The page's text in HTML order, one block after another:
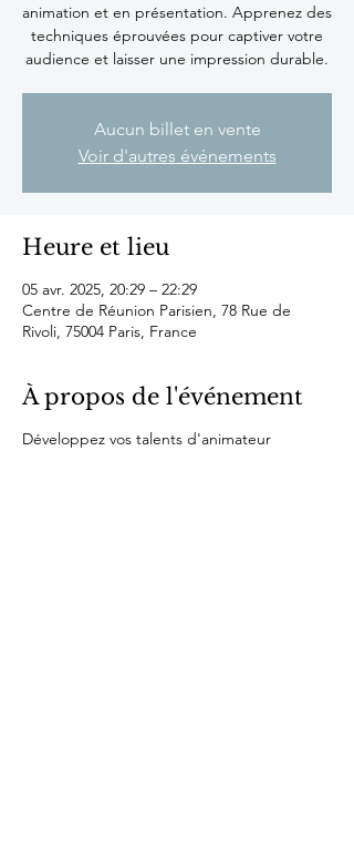
animation et en présentation. Apprenez des
techniques éprouvées pour captiver votre
audience et laisser une impression durable.
Aucun billet en vente
Voir d'autres événements
Heure et lieu
05 avr. 2025, 20:29 – 22:29
Centre de Réunion Parisien, 78 Rue de
Rivoli, 75004 Paris, France
À propos de l'événement
Développez vos talents d'animateur